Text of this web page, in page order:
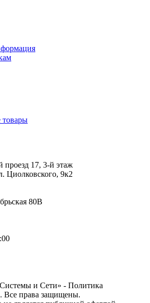
товары
17, 3-й этаж
Циолковского, 9к2
80В
и Сети» - Политика
Все права защищены.